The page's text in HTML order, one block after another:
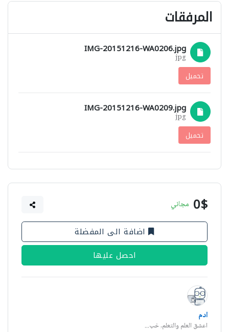
المرفقات
IMG-20151216-WA0206.jpg
jpg
تحميل
IMG-20151216-WA0209.jpg
jpg
تحميل
0$ مجاني
اضافة الى المفضلة
احصل عليها
ادم
اعشق العلم والتعلم, خب...